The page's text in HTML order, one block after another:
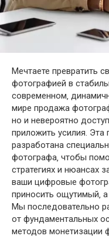
Мечтаете превратить
фотографией в
современном‚
мире продажа
но и невероятно
приложить усилия. Эта
разработана
фотографа‚ чтобы
стратегиях и нюансах
ваши цифровые
приносить ощутимый‚
Мы последовательно
от фундаментальных
методов монетизации